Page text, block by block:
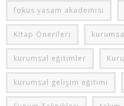
fokus yasam akademisi
Kitap Önerileri
kurumsal eğitimler
kurumsal gelişim eğitimi